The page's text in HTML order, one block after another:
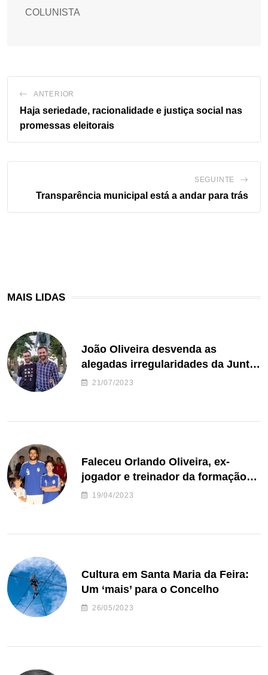
COLUNISTA
ANTERIOR
Haja seriedade, racionalidade e justiça social nas
promessas eleitorais
SEGUINTE
Transparência municipal está a andar para trás
MAIS LIDAS
João Oliveira desvenda as
alegadas irregularidades da Junta
de Freguesia S. João de Ver
21/07/2023
Faleceu Orlando Oliveira, ex-
jogador e treinador da formação
de andebol do Feirense
19/04/2023
Cultura em Santa Maria da Feira:
Um ‘mais’ para o Concelho
26/05/2023